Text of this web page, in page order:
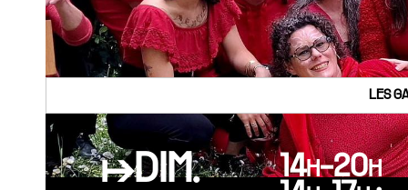
LES
↦DIM.
14h-20h